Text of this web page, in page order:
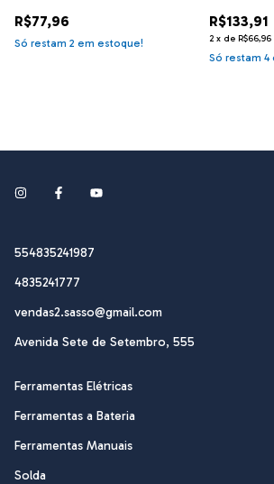
R$77,96
Só restam 2 em estoque!
R$133,91
2 x de R$66,96
Só restam 4
554835241987
4835241777
vendas2.sasso@gmail.com
Avenida Sete de Setembro, 555
Ferramentas Elétricas
Ferramentas a Bateria
Ferramentas Manuais
Solda